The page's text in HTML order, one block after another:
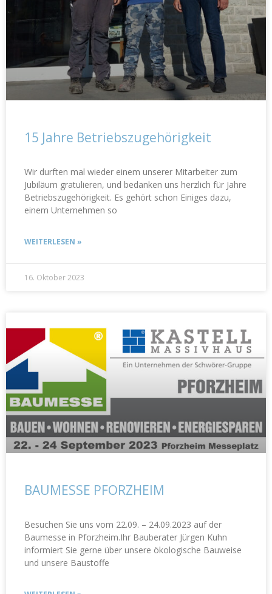
15 Jahre Betriebszugehörigkeit
Wir durften mal wieder einem unserer Mitarbeiter zum
Jubiläum gratulieren, und bedanken uns herzlich für Jahre
Betriebszugehörigkeit. Es gehört schon Einiges dazu,
einem Unternehmen so
WEITERLESEN »
16. Oktober 2023
BAUMESSE PFORZHEIM
Besuchen Sie uns vom 22.09. – 24.09.2023 auf der
Baumesse in Pforzheim.Ihr Bauberater Jürgen Kuhn
informiert Sie gerne über unsere ökologische Bauweise
und unsere Baustoffe